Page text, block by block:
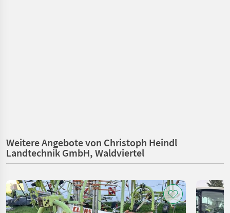
Weitere Angebote von Christoph Heindl
Landtechnik GmbH, Waldviertel